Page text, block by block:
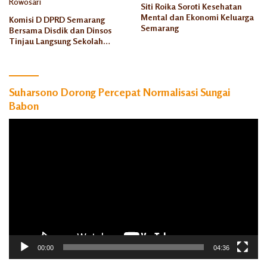
Komisi D DPRD Semarang
Bersama Disdik dan Dinsos
Tinjau Langsung Sekolah
Siti Roika Soroti Kesehatan
Mental dan Ekonomi Keluarga
Semarang
Suharsono Dorong Percepat Normalisasi Sungai
Babon
00:00 04:36